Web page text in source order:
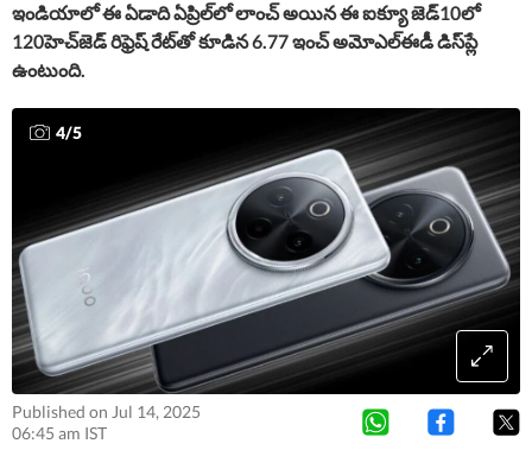
ఇండియాలో ఈ ఏడాది ఏప్రిల్​లో లాంచ్​ అయిన ఈ ఐక్యూ జెడ్​10లో
120హెచ్​జెడ్​ రిఫ్రెష్​ రేట్​తో కూడిన 6.77 ఇంచ్​ అమోఎల్​ఈడీ డిస్​ప్లే
ఉంటుంది.
4/5
Published on Jul 14, 2025
06:45 am IST